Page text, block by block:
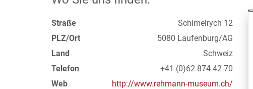
Straße
Schimelrych 12
PLZ/Ort
5080 Laufenburg/AG
Land
Schweiz
Telefon
+41 (0)62 874 42 70
Web
http://www.rehmann-museum.ch/